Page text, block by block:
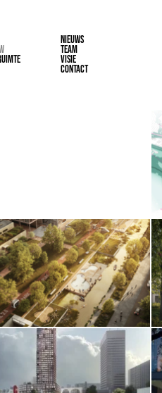
NIEUWS
TEAM
VISIE
CONTACT